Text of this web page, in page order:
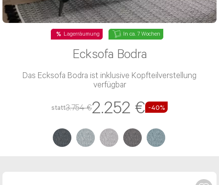
Lagerräumung In ca. 7 Wochen
Ecksofa Bodra
Das Ecksofa Bodra ist inklusive Kopfteilverstellung
verfügbar
statt3.754 €2.252 € -40%